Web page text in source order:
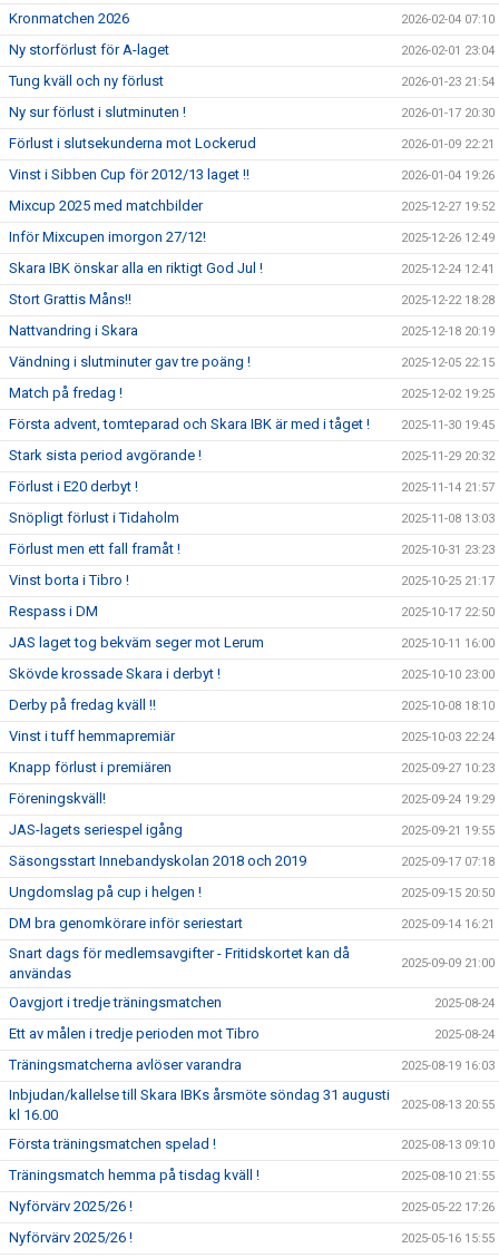
Kronmatchen 2026 2026-02-04 07:10
Ny storförlust för A-laget 2026-02-01 23:04
Tung kväll och ny förlust 2026-01-23 21:54
Ny sur förlust i slutminuten ! 2026-01-17 20:30
Förlust i slutsekunderna mot Lockerud 2026-01-09 22:21
Vinst i Sibben Cup för 2012/13 laget !! 2026-01-04 19:26
Mixcup 2025 med matchbilder 2025-12-27 19:52
Inför Mixcupen imorgon 27/12! 2025-12-26 12:49
Skara IBK önskar alla en riktigt God Jul ! 2025-12-24 12:41
Stort Grattis Måns!! 2025-12-22 18:28
Nattvandring i Skara 2025-12-18 20:19
Vändning i slutminuter gav tre poäng ! 2025-12-05 22:15
Match på fredag ! 2025-12-02 19:25
Första advent, tomteparad och Skara IBK är med i tåget ! 2025-11-30 19:45
Stark sista period avgörande ! 2025-11-29 20:32
Förlust i E20 derbyt ! 2025-11-14 21:57
Snöpligt förlust i Tidaholm 2025-11-08 13:03
Förlust men ett fall framåt ! 2025-10-31 23:23
Vinst borta i Tibro ! 2025-10-25 21:17
Respass i DM 2025-10-17 22:50
JAS laget tog bekväm seger mot Lerum 2025-10-11 16:00
Skövde krossade Skara i derbyt ! 2025-10-10 23:00
Derby på fredag kväll !! 2025-10-08 18:10
Vinst i tuff hemmapremiär 2025-10-03 22:24
Knapp förlust i premiären 2025-09-27 10:23
Föreningskväll! 2025-09-24 19:29
JAS-lagets seriespel igång 2025-09-21 19:55
Säsongsstart Innebandyskolan 2018 och 2019 2025-09-17 07:18
Ungdomslag på cup i helgen ! 2025-09-15 20:50
DM bra genomkörare inför seriestart 2025-09-14 16:21
Snart dags för medlemsavgifter - Fritidskortet kan då
användas
2025-09-09 21:00
Oavgjort i tredje träningsmatchen 2025-08-24
Ett av målen i tredje perioden mot Tibro 2025-08-24
Träningsmatcherna avlöser varandra 2025-08-19 16:03
Inbjudan/kallelse till Skara IBKs årsmöte söndag 31 augusti
kl 16.00
2025-08-13 20:55
Första träningsmatchen spelad ! 2025-08-13 09:10
Träningsmatch hemma på tisdag kväll ! 2025-08-10 21:55
Nyförvärv 2025/26 ! 2025-05-22 17:26
Nyförvärv 2025/26 ! 2025-05-16 15:55